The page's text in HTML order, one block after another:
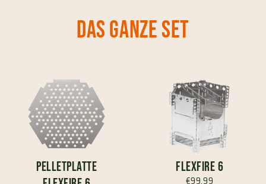
Das ganze set
Pelletplatte
FlexFire 6
€99,99